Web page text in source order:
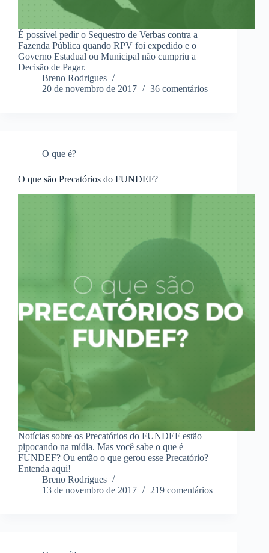
É possível pedir o Sequestro de Verbas contra a
Fazenda Pública quando RPV foi expedido e o
Governo Estadual ou Municipal não cumpriu a
Decisão de Pagar.
Breno Rodrigues
20 de novembro de 2017
36 comentários
O que é?
O que são Precatórios do FUNDEF?
Notícias sobre os Precatórios do FUNDEF estão
pipocando na mídia. Mas você sabe o que é
FUNDEF? Ou então o que gerou esse Precatório?
Entenda aqui!
Breno Rodrigues
13 de novembro de 2017
219 comentários